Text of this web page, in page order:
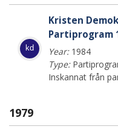
kd
Kristen
Partiprogram
Year:1984
Type:
Inskannat från
1979